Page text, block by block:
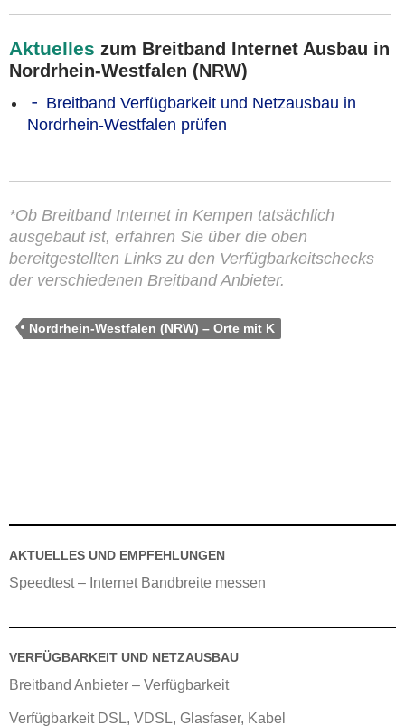
Aktuelles zum Breitband Internet Ausbau in
Nordrhein-Westfalen (NRW)
Breitband Verfügbarkeit und Netzausbau in
Nordrhein-Westfalen prüfen
*Ob Breitband Internet in Kempen tatsächlich
ausgebaut ist, erfahren Sie über die oben
bereitgestellten Links zu den Verfügbarkeitschecks
der verschiedenen Breitband Anbieter.
Nordrhein-Westfalen (NRW) – Orte mit K
AKTUELLES UND EMPFEHLUNGEN
Speedtest – Internet Bandbreite messen
VERFÜGBARKEIT UND NETZAUSBAU
Breitband Anbieter – Verfügbarkeit
Verfügbarkeit DSL, VDSL, Glasfaser, Kabel